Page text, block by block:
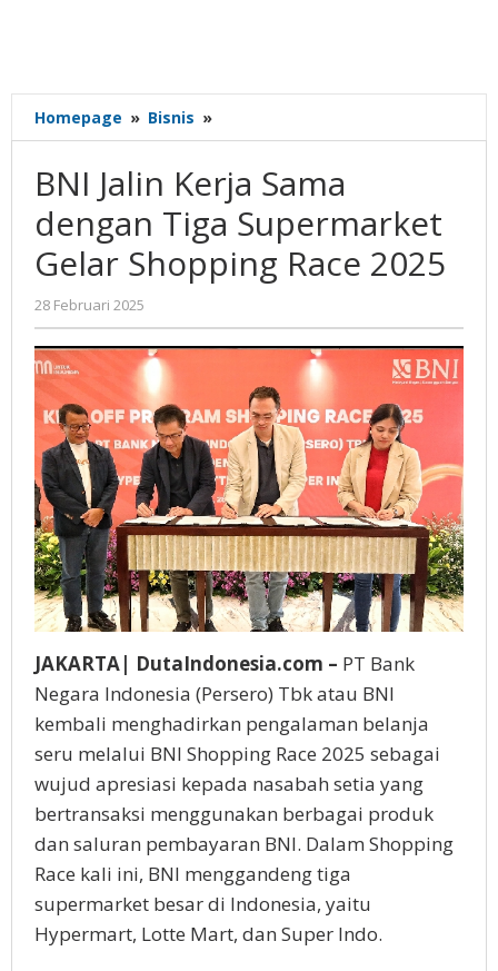
Homepage » Bisnis »
Jalin
Sama
dengan
Tiga
Supermarket
Gelar
Race
2025
BNI Jalin Kerja Sama
dengan Tiga Supermarket
Gelar Shopping Race 2025
28 Februari 2025
Gatot
Susanto
JAKARTA| DutaIndonesia.com – PT Bank
Negara Indonesia (Persero) Tbk atau BNI
kembali menghadirkan pengalaman belanja
seru melalui BNI Shopping Race 2025 sebagai
wujud apresiasi kepada nasabah setia yang
bertransaksi menggunakan berbagai produk
dan saluran pembayaran BNI. Dalam Shopping
Race kali ini, BNI menggandeng tiga
supermarket besar di Indonesia, yaitu
Hypermart, Lotte Mart, dan Super Indo.